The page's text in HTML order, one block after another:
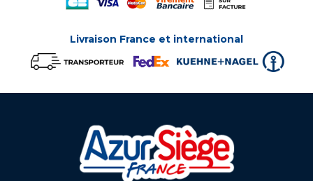
Livraison France et international